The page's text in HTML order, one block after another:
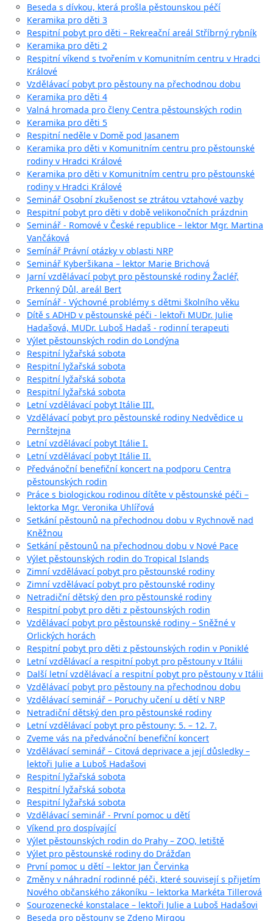
Beseda s dívkou, která prošla pěstounskou péčí
Keramika pro děti 3
Respitní pobyt pro děti – Rekreační areál Stříbrný rybník
Keramika pro děti 2
Respitní víkend s tvořením v Komunitním centru v Hradci
Králové
Vzdělávací pobyt pro pěstouny na přechodnou dobu
Keramika pro děti 4
Valná hromada pro členy Centra pěstounských rodin
Keramika pro děti 5
Respitní neděle v Domě pod Jasanem
Keramika pro děti v Komunitním centru pro pěstounské
rodiny v Hradci Králové
Keramika pro děti v Komunitním centru pro pěstounské
rodiny v Hradci Králové
Seminář Osobní zkušenost se ztrátou vztahové vazby
Respitní pobyt pro děti v době velikonočních prázdnin
Seminář - Romové v České republice – lektor Mgr. Martina
Vančáková
Semínář Právní otázky v oblasti NRP
Seminář Kyberšikana – lektor Marie Brichová
Jarní vzdělávací pobyt pro pěstounské rodiny Žacléř,
Prkenný Důl, areál Bert
Semínář - Výchovné problémy s dětmi školního věku
Dítě s ADHD v pěstounské péči - lektoři MUDr. Julie
Hadašová, MUDr. Luboš Hadaš - rodinní terapeuti
Výlet pěstounských rodin do Londýna
Respitní lyžařská sobota
Respitní lyžařská sobota
Respitní lyžařská sobota
Respitní lyžařská sobota
Letní vzdělávací pobyt Itálie III.
Vzdělávací pobyt pro pěstounské rodiny Nedvědice u
Pernštejna
Letní vzdělávací pobyt Itálie I.
Letní vzdělávací pobyt Itálie II.
Předvánoční benefiční koncert na podporu Centra
pěstounských rodin
Práce s biologickou rodinou dítěte v pěstounské péči –
lektorka Mgr. Veronika Uhlířová
Setkání pěstounů na přechodnou dobu v Rychnově nad
Kněžnou
Setkání pěstounů na přechodnou dobu v Nové Pace
Výlet pěstounských rodin do Tropical Islands
Zimní vzdělávací pobyt pro pěstounské rodiny
Zimní vzdělávací pobyt pro pěstounské rodiny
Netradiční dětský den pro pěstounské rodiny
Respitní pobyt pro děti z pěstounských rodin
Vzdělávací pobyt pro pěstounské rodiny – Sněžné v
Orlických horách
Respitní pobyt pro děti z pěstounských rodin v Poniklé
Letní vzdělávací a respitní pobyt pro pěstouny v Itálii
Další letní vzdělávací a respitní pobyt pro pěstouny v Itálii
Vzdělávací pobyt pro pěstouny na přechodnou dobu
Vzdělávací seminář – Poruchy učení u dětí v NRP
Netradiční dětský den pro pěstounské rodiny
Letní vzdělávací pobyt pro pěstouny: 5. – 12. 7.
Zveme vás na předvánoční benefiční koncert
Vzdělávací seminář – Citová deprivace a její důsledky –
lektoři Julie a Luboš Hadašovi
Respitní lyžařská sobota
Respitní lyžařská sobota
Respitní lyžařská sobota
Vzdělávací seminář - První pomoc u dětí
Víkend pro dospívající
Výlet pěstounských rodin do Prahy – ZOO, letiště
Výlet pro pěstounské rodiny do Drážďan
První pomoc u dětí – lektor Jan Červinka
Změny v náhradní rodinné péči, které souvisejí s přijetím
Nového občanského zákoníku – lektorka Markéta Tillerová
Sourozenecké konstalace – lektoři Julie a Luboš Hadašovi
Beseda pro pěstouny se Zdeno Mirgou